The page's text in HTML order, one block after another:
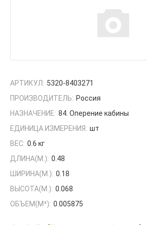
АРТИКУЛ: 5320-8403271
ПРОИЗВОДИТЕЛЬ: Россия
НАЗНАЧЕНИЕ: 84. Оперение кабины
ЕДИНИЦА ИЗМЕРЕНИЯ: шт
ВЕС: 0.6 кг
ДЛИНА(М.): 0.48
ШИРИНА(М.): 0.18
ВЫСОТА(М.): 0.068
ОБЪЕМ(M³): 0.005875